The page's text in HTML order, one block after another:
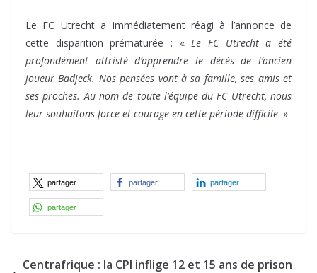
Le FC Utrecht a immédiatement réagi à l’annonce de
cette disparition prématurée : «Le FC Utrecht a été
profondément attristé d’apprendre le décès de l’ancien
joueur Badjeck. Nos pensées vont à sa famille, ses amis et
ses proches. Au nom de toute l’équipe du FC Utrecht, nous
leur souhaitons force et courage en cette période difficile. »
partager partager partager
partager
Centrafrique : la CPI inflige 12 et 15 ans de prison